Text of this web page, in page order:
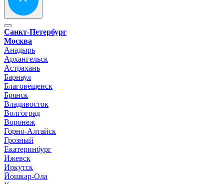
Санкт-Петербург
Москва
Анадырь
Архангельск
Астрахань
Барнаул
Благовещенск
Брянск
Владивосток
Волгоград
Воронеж
Горно-Алтайск
Грозный
Екатеринбург
Ижевск
Иркутск
Йошкар-Ола